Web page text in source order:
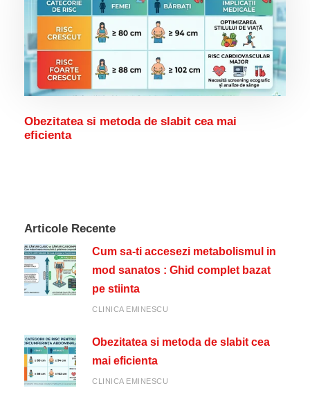
Obezitatea si metoda de slabit cea mai
eficienta
Articole Recente
Cum sa-ti accesezi metabolismul in
mod sanatos : Ghid complet bazat
pe stiinta
CLINICA EMINESCU
Obezitatea si metoda de slabit cea
mai eficienta
CLINICA EMINESCU